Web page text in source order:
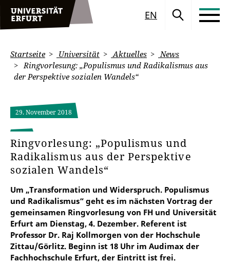
EN
Startseite Universität Aktuelles
News
Ringvorlesung: „Populismus und Radikalismus aus
der Perspektive sozialen Wandels“
29. November 2018
Ringvorlesung: „Populismus und
Radikalismus aus der Perspektive
sozialen Wandels“
Um „Transformation und Widerspruch. Populismus
und Radikalismus“ geht es im nächsten Vortrag der
gemeinsamen Ringvorlesung von FH und Universität
Erfurt am Dienstag, 4. Dezember. Referent ist
Professor Dr. Raj Kollmorgen von der Hochschule
Zittau/Görlitz. Beginn ist 18 Uhr im Audimax der
Fachhochschule Erfurt, der Eintritt ist frei.